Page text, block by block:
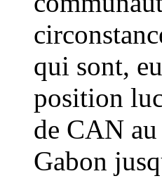
qui sont,
position
de CAN
Gabon